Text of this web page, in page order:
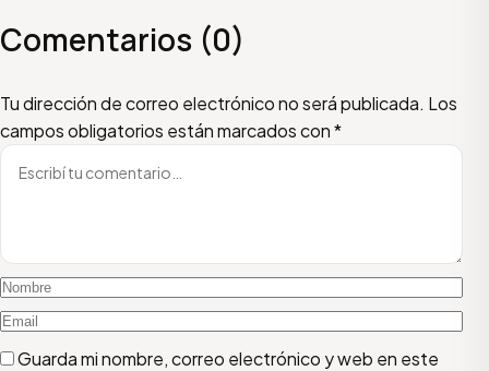
Comentarios (0)
Tu dirección de correo electrónico no será publicada. Los
campos obligatorios están marcados con*
Escribí tu comentario
Nombre
Email
Guarda mi nombre, correo electrónico y web en este